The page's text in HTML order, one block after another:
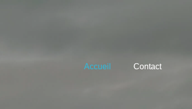
Accueil Contact